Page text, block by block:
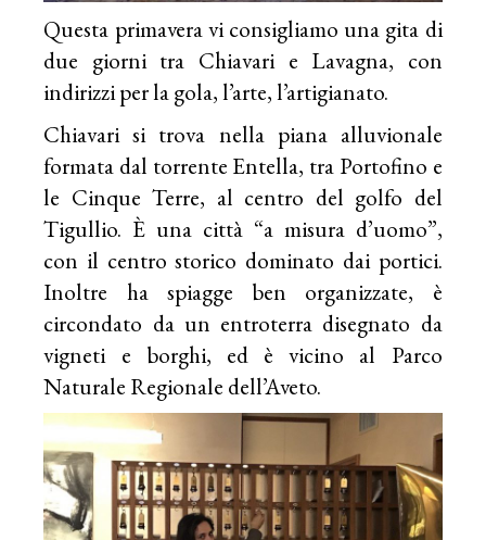
Questa primavera vi consigliamo una gita di
due giorni tra Chiavari e Lavagna, con
indirizzi per la gola, l’arte, l’artigianato.
Chiavari si trova nella piana alluvionale
formata dal torrente Entella, tra Portofino e
le Cinque Terre, al centro del golfo del
Tigullio. È una città “a misura d’uomo”,
con il centro storico dominato dai portici.
Inoltre ha spiagge ben organizzate, è
circondato da un entroterra disegnato da
vigneti e borghi, ed è vicino al Parco
Naturale Regionale dell’Aveto.